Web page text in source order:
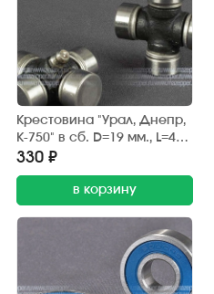
Крестовина "Урал, Днепр,
К-750" в сб. D=19 мм., L=44,6
мм. (Росавтостандарт)
330 ₽
в корзину